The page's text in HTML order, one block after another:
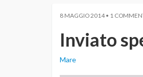
8 MAGGIO 2014 • 1
Inviato
Mare